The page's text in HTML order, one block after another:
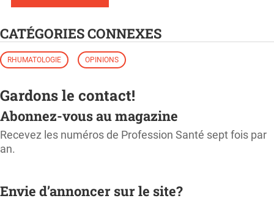
CATÉGORIES CONNEXES
RHUMATOLOGIE OPINIONS
Gardons le contact!
Abonnez-vous au magazine
Recevez les numéros de Profession Santé sept fois par
an.
Envie d’annoncer sur le site?